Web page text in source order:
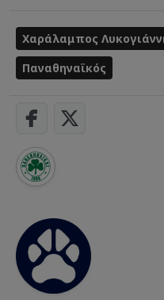
Χαράλαμπος
Παναθηναϊκός